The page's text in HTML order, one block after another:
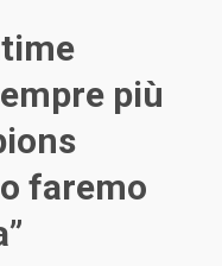
più
faremo